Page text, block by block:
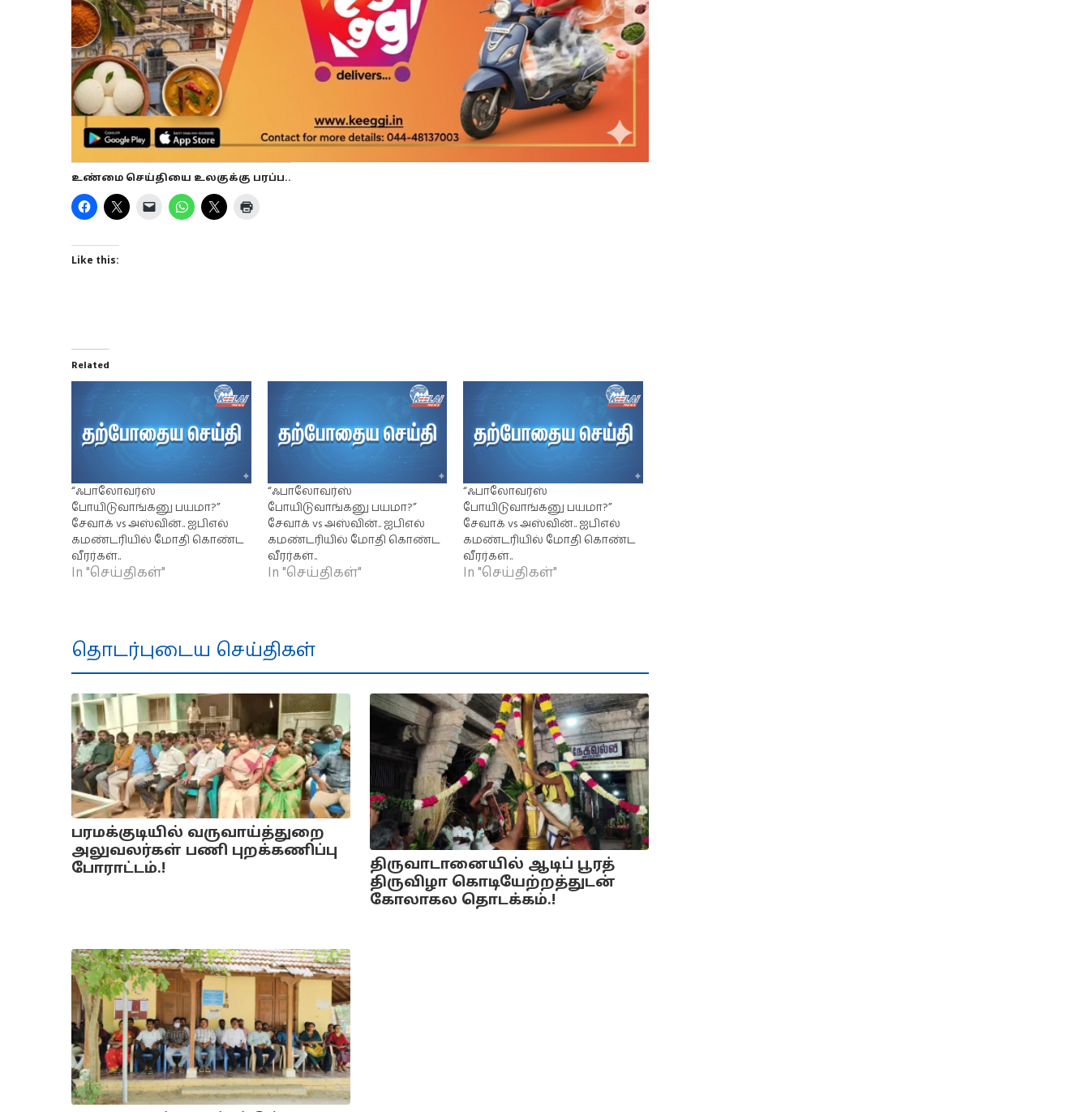
உண்மை செய்தியை உலகுக்கு பரப்ப..
Like this:
Related
“ஃபாலோவர்ஸ்
போயிடுவாங்கனு பயமா?”
சேவாக் vs அஸ்வின்.. ஐபிஎல்
கமண்டரியில் மோதி கொண்ட
வீரர்கள்..
In "செய்திகள்"
“ஃபாலோவர்ஸ்
போயிடுவாங்கனு பயமா?”
சேவாக் vs அஸ்வின்.. ஐபிஎல்
கமண்டரியில் மோதி கொண்ட
வீரர்கள்..
In "செய்திகள்"
“ஃபாலோவர்ஸ்
போயிடுவாங்கனு பயமா?”
சேவாக் vs அஸ்வின்.. ஐபிஎல்
கமண்டரியில் மோதி கொண்ட
வீரர்கள்..
In "செய்திகள்"
தொடர்புடைய செய்திகள்
பரமக்குடியில் வருவாய்த்துறை
அலுவலர்கள் பணி புறக்கணிப்பு
போராட்டம்.!
திருவாடானையில் ஆடிப் பூரத்
திருவிழா கொடியேற்றத்துடன்
கோலாகல தொடக்கம்.!